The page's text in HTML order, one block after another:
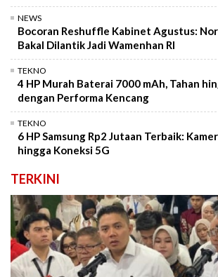
NEWS
Bocoran Reshuffle Kabinet Agustus:
Bakal Dilantik Jadi Wamenhan RI
TEKNO
4 HP Murah Baterai 7000 mAh, Tahan
dengan Performa Kencang
TEKNO
6 HP Samsung Rp2 Jutaan Terbaik:
hingga Koneksi 5G
TERKINI